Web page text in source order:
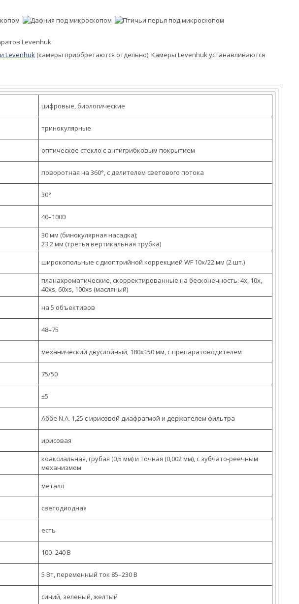
Levenhuk.
Levenhuk (камеры приобретаются отдельно). Камеры Levenhuk устанавливаются
цифровые, биологические
тринокулярные
оптическое стекло с антигрибковым покрытием
поворотная на 360°, с делителем светового потока
30°
40–1000
30 мм (бинокулярная насадка);
23,2 мм (третья вертикальная трубка)
широкопольные с диоптрийной коррекцией WF 10х/22 мм (2 шт.)
планахроматические, скорректированные на бесконечность: 4x, 10x,
40xs, 60xs, 100xs (масляный)
на 5 объективов
48–75
механический двуслойный, 180х150 мм, с препаратоводителем
75/50
±5
Аббе N.A. 1,25 с ирисовой диафрагмой и держателем фильтра
ирисовая
коаксиальная, грубая (0,5 мм) и точная (0,002 мм), с зубчато-реечным
механизмом
металл
светодиодная
есть
100–240 В
5 Вт, переменный ток 85–230 В
синий, зеленый, желтый